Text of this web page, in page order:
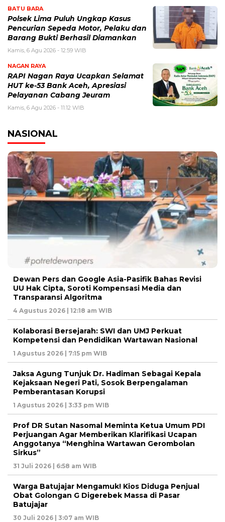
BATU BARA
Polsek Lima Puluh Ungkap Kasus
Pencurian Sepeda Motor, Pelaku dan
Barang Bukti Berhasil Diamankan
Kamis, 6 Agu 2026 - 12:59 WIB
NAGAN RAYA
RAPI Nagan Raya Ucapkan Selamat
HUT ke-53 Bank Aceh, Apresiasi
Pelayanan Cabang Jeuram
Kamis, 6 Agu 2026 - 11:12 WIB
NASIONAL
Dewan Pers dan Google Asia-Pasifik Bahas Revisi
UU Hak Cipta, Soroti Kompensasi Media dan
Transparansi Algoritma
4 Agustus 2026 | 12:18 am WIB
Kolaborasi Bersejarah: SWI dan UMJ Perkuat
Kompetensi dan Pendidikan Wartawan Nasional
1 Agustus 2026 | 7:15 pm WIB
Jaksa Agung Tunjuk Dr. Hadiman Sebagai Kepala
Kejaksaan Negeri Pati, Sosok Berpengalaman
Pemberantasan Korupsi
1 Agustus 2026 | 3:33 pm WIB
Prof DR Sutan Nasomal Meminta Ketua Umum PDI
Perjuangan Agar Memberikan Klarifikasi Ucapan
Anggotanya “Menghina Wartawan Gerombolan
Sirkus”
31 Juli 2026 | 6:58 am WIB
Warga Batujajar Mengamuk! Kios Diduga Penjual
Obat Golongan G Digerebek Massa di Pasar
Batujajar
30 Juli 2026 | 3:07 am WIB